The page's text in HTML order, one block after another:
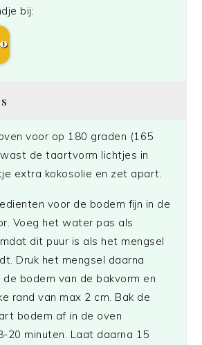
bij:
voor op 180 graden (165
de taartvorm lichtjes in
extra kokosolie en zet apart.
voor de bodem fijn in de
Voeg het water pas als
dit puur is als het mengsel
Druk het mengsel daarna
bodem van de bakvorm en
rand van max 2 cm. Bak de
bodem af in de oven
20 minuten. Laat daarna 15